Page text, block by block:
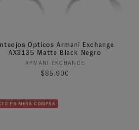
Ópticos Armani Exchange
AX3135 Matte Black Negro
Proveedor:
ARMANI EXCHANGE
Precio habitual
$85.900
PRIMERA COMPRA